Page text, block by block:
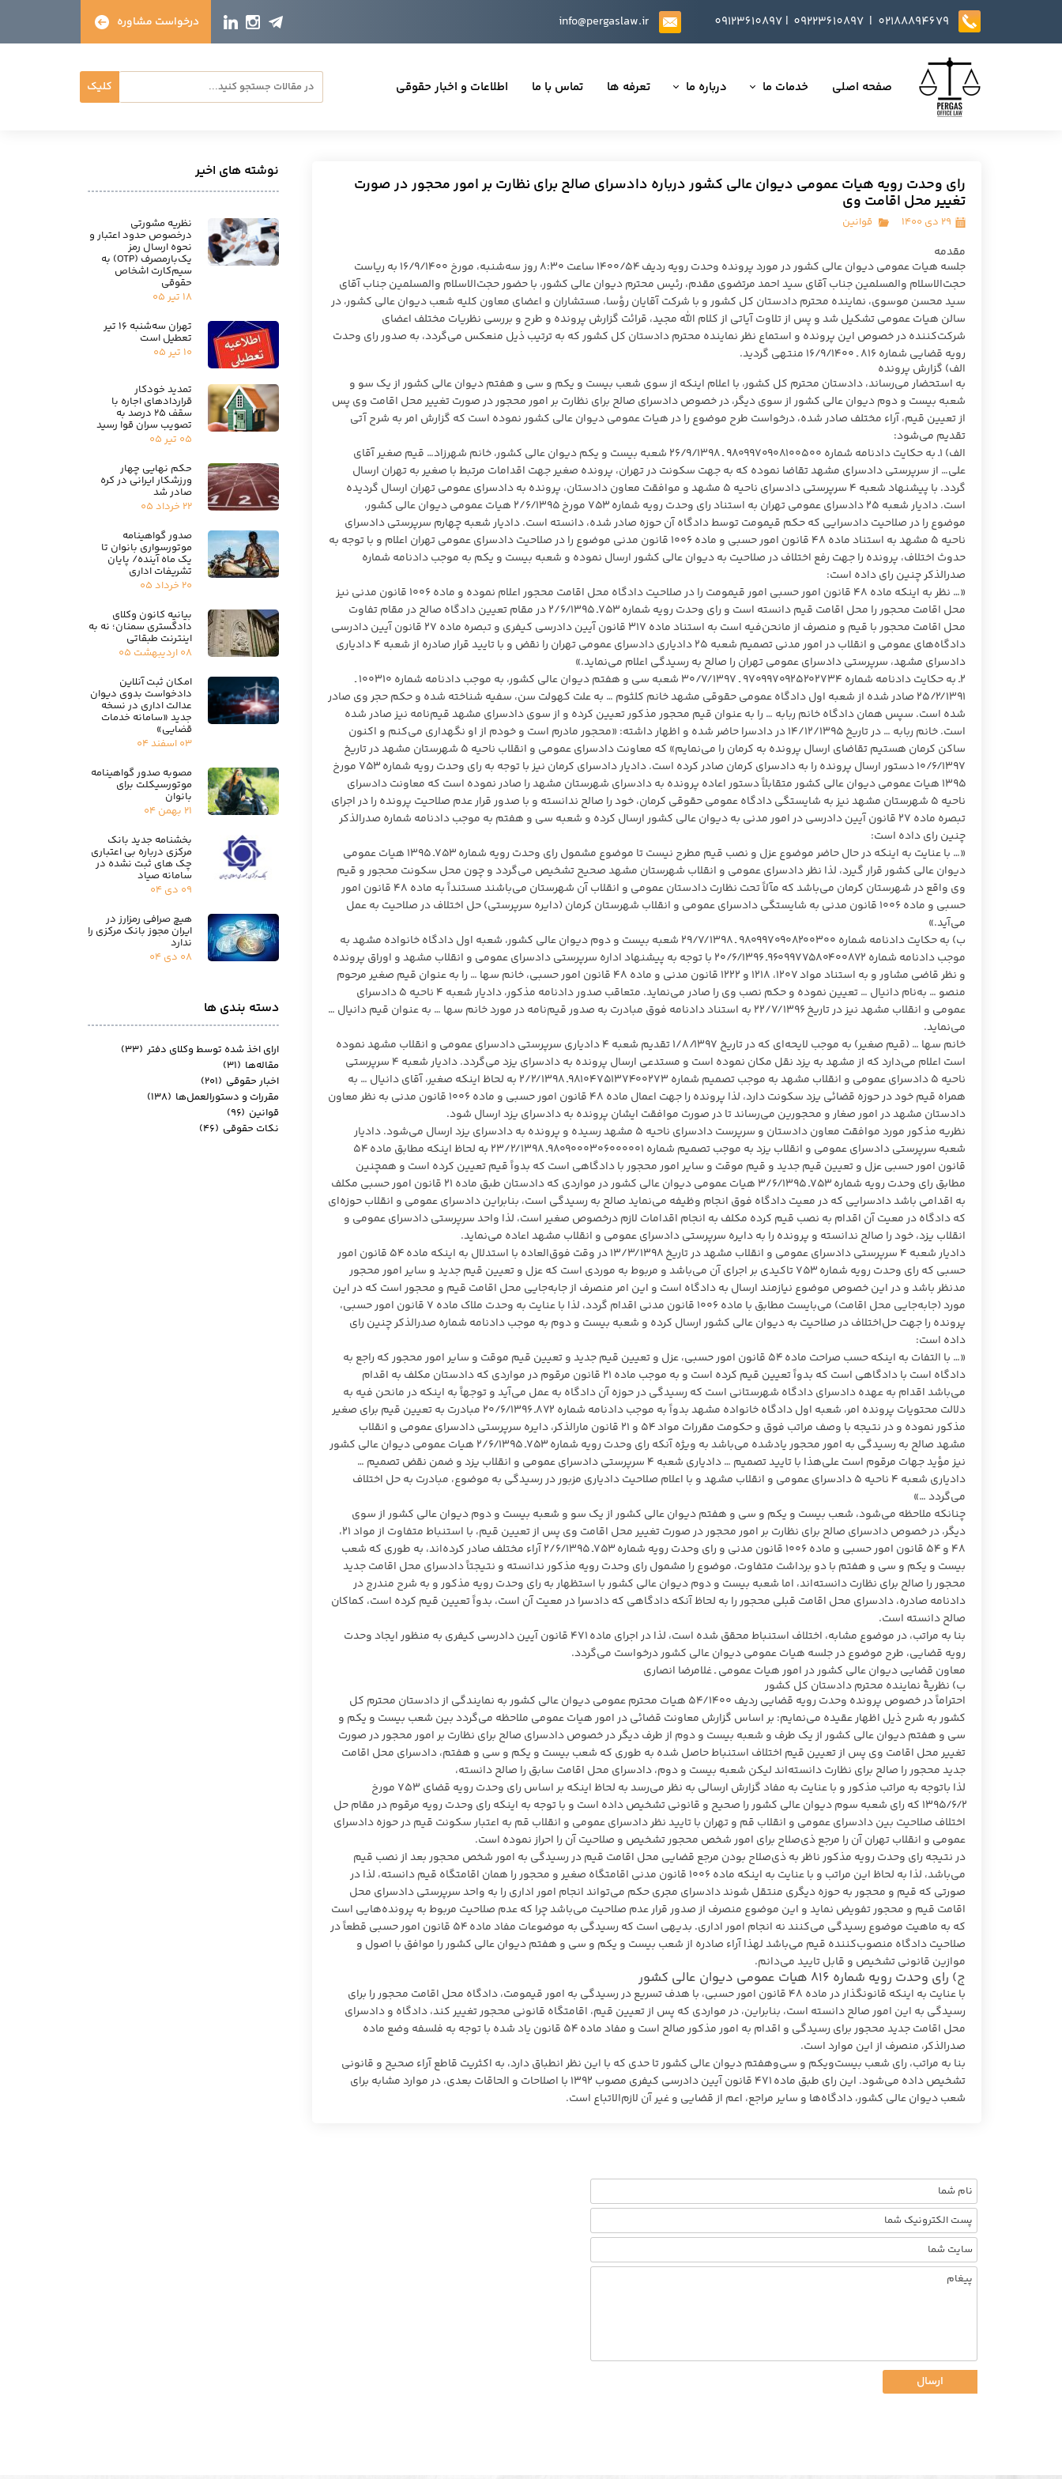
کلیک صفحه اصلی خدمات ما
داوری
انجام کلیه مسائل ثبتی
درباره ما تعرفه ها تماس با ما اطلاعات و اخبار حقوقی
09123610897| 09223610897​​​​​​​ | 02188894679 درخواست مشاوره info@pergaslaw.ir
رای وحدت رویه هیات عمومی دیوان عالی کشور درباره دادسرای صالح برای نظارت بر امور محجور در صورت
تغییر محل اقامت وی
۲۹ دی ۱۴۰۰ قوانین
مقدمه
جلسه هیات ‌عمومی دیوان عالی کشور در مورد پرونده وحدت رویه ردیف ۱۴۰۰/۵۴ ساعت ۸:۳۰ روز سه‌شنبه، مورخ ۱۶/۹/۱۴۰۰ به ‌ریاست
حجت‌الاسلام‌ والمسلمین جناب آقای سید احمد مرتضوی مقدم، رئیس محترم دیوان ‌‌عالی ‌‌کشور، با حضور حجت‌الاسلام‌ والمسلمین جناب آقای
سید محسن موسوی، نماینده محترم دادستان ‌کل‌ کشور و با شرکت آقایان رؤسا، مستشاران و اعضای ‌معاون کلیه شعب دیوان ‌عالی ‌کشور، در
سالن هیات‌ عمومی تشکیل شد و پس از تلاوت آیاتی از کلام الله مجید، قرائت گزارش ‌پرونده و طرح و بررسی نظریات مختلف اعضای
شرکت‌‌کننده در خصوص این پرونده و استماع نظر نماینده محترم دادستان ‌کل‌ کشور که به ‌ترتیب‌ ذیل منعکس ‌می‌گردد، به ‌صدور رای وحدت‌
رویه ‌قضایی شماره ۸۱۶ ـ ۱۶/۹/۱۴۰۰ منتهی گردید.
الف) گزارش پرونده
به استحضار می‌رساند، دادستان محترم کل کشور، با اعلام اینکه از سوی شعب بیست و یکم و سی و هفتم دیوان عالی کشور از یک سو و
شعبه بیست و دوم دیوان عالی کشور از سوی دیگر، در خصوص دادسرای صالح برای نظارت بر امور محجور در صورت تغییر محل اقامت وی پس
از تعیین قیم، آراء مختلف صادر شده، درخواست طرح موضوع را در هیات عمومی دیوان عالی کشور نموده است که گزارش امر به شرح آتی
تقدیم می‌شود:
الف) ۱ـ به حکایت دادنامه شماره ۹۸۰۹۹۷۰۹۰۸۱۰۰۵۰۰ ـ ۲۶/۹/۱۳۹۸ شعبه بیست و یکم دیوان عالی کشور، خانم شهرزاد… قیم صغیر آقای
علی… از سرپرستی دادسرای مشهد تقاضا نموده که به جهت سکونت در تهران، پرونده صغیر جهت اقدامات مرتبط با صغیر به تهران ارسال
گردد. با پیشنهاد شعبه ۴ سرپرستی دادسرای ناحیه ۵ مشهد و موافقت معاون دادستان، پرونده به دادسرای عمومی تهران ارسال گردیده
است. دادیار شعبه ۲۵ دادسرای عمومی تهران به استناد رای وحدت رویه شماره ۷۵۳ مورخ ۲/۶/۱۳۹۵ هیات عمومی دیوان عالی کشور،
موضوع را در صلاحیت دادسرایی که حکم قیمومت توسط دادگاه آن حوزه صادر شده، دانسته است. دادیار شعبه چهارم سرپرستی دادسرای
ناحیه ۵ مشهد به استناد ماده ۴۸ قانون امور حسبی و ماده ۱۰۰۶ قانون مدنی موضوع را در صلاحیت دادسرای عمومی تهران اعلام و با توجه به
حدوث اختلاف، پرونده را جهت رفع اختلاف در صلاحیت به دیوان عالی کشور ارسال نموده و شعبه بیست و یکم به موجب دادنامه شماره
صدرالذکر چنین رای داده است:
«… نظر به اینکه ماده ۴۸ قانون امور حسبی امور قیمومت را در صلاحیت دادگاه محل اقامت محجور اعلام نموده و ماده ۱۰۰۶ قانون مدنی نیز
محل اقامت محجور را محل اقامت قیم دانسته است و رای وحدت رویه شماره ۷۵۳ـ ۲/۶/۱۳۹۵ در مقام تعیین دادگاه صالح در مقام تفاوت
محل اقامت محجور با قیم و منصرف از مانحن‌فیه است به استناد ماده ۳۱۷ قانون آیین دادرسی کیفری و تبصره ماده ۲۷ قانون آیین دادرسی
دادگاه‌های عمومی و انقلاب در امور مدنی تصمیم شعبه ۲۵ دادیاری دادسرای عمومی تهران را نقض و با تایید قرار صادره از شعبه ۴ دادیاری
دادسرای مشهد، سرپرستی دادسرای عمومی تهران را صالح به رسیدگی اعلام می‌نماید.»
۲ـ به حکایت دادنامه شماره ۹۷۰۹۹۷۰۹۲۵۲۰۲۷۳۴ ـ ۳۰/۷/۱۳۹۷ شعبه سی و هفتم دیوان عالی کشور، به موجب دادنامه شماره ۱۰۰۳۱۰ ـ
۲۵/۲/۱۳۹۱ صادر شده از شعبه اول دادگاه عمومی حقوقی مشهد خانم کلثوم … به علت کهولت سن، سفیه شناخته شده و حکم حجر وی صادر
شده است. سپس همان دادگاه خانم ربابه … را به عنوان قیم محجور مذکور تعیین کرده و از سوی دادسرای مشهد قیم‌نامه نیز صادر شده
است. خانم ربابه … در تاریخ ۱۴/۱۲/۱۳۹۵ در دادسرا حاضر شده و اظهار داشته: «محجور مادرم است و خودم از او نگهداری می‌کنم و اکنون
ساکن کرمان هستیم تقاضای ارسال پرونده به کرمان را می‌نمایم» که معاونت دادسرای عمومی و انقلاب ناحیه ۵ شهرستان مشهد در تاریخ
۱۰/۶/۱۳۹۷ دستور ارسال پرونده را به دادسرای کرمان صادر کرده است. دادیار دادسرای کرمان نیز با توجه به رای وحدت رویه شماره ۷۵۳ مورخ
۱۳۹۵ هیات عمومی دیوان عالی کشور متقابلاً دستور اعاده پرونده به دادسرای شهرستان مشهد را صادر نموده است که معاونت دادسرای
ناحیه ۵ شهرستان مشهد نیز به شایستگی دادگاه عمومی حقوقی کرمان، خود را صالح ندانسته و با صدور قرار عدم صلاحیت پرونده را در اجرای
تبصره ماده ۲۷ قانون آیین دادرسی در امور مدنی به دیوان عالی کشور ارسال کرده و شعبه سی و هفتم به موجب دادنامه شماره صدرالذکر
چنین رای داده است:
«… با عنایت به اینکه در حال حاضر موضوع عزل و نصب قیم مطرح نیست تا موضوع مشمول رای وحدت رویه شماره ۷۵۳ـ ۱۳۹۵ هیات عمومی
دیوان عالی کشور قرار گیرد، لذا نظر دادسرای عمومی و انقلاب شهرستان مشهد صحیح تشخیص می‌گردد و چون محل سکونت محجور و قیم
وی واقع در شهرستان کرمان می‌باشد که مآلاً تحت نظارت دادستان عمومی و انقلاب آن شهرستان می‌باشند مستنداً به ماده ۴۸ قانون امور
حسبی و ماده ۱۰۰۶ قانون مدنی به شایستگی دادسرای عمومی و انقلاب شهرستان کرمان (دایره سرپرستی) حل اختلاف در صلاحیت به عمل
می‌آید.»
ب) به حکایت دادنامه‌ شماره ۹۸۰۹۹۷۰۹۰۸۲۰۰۳۰۰ ـ ۲۹/۷/۱۳۹۸ شعبه بیست و دوم دیوان عالی کشور، شعبه اول دادگاه خانواده مشهد به
موجب دادنامه شماره ۹۶۰۹۹۷۷۵۸۰۴۰۰۸۷۲ـ ۲۰/۶/۱۳۹۶ با توجه به پیشنهاد اداره سرپرستی دادسرای عمومی و انقلاب مشهد و اوراق پرونده
و نظر قاضی مشاور و به استناد مواد ۱۲۰۷، ۱۲۱۸ و ۱۲۲۲ قانون مدنی و ماده ۴۸ قانون امور حسبی، خانم سها … را به عنوان قیم صغیر مرحوم
منصو … به‌نام دانیال … تعیین نموده و حکم نصب وی را صادر می‌نماید. متعاقب صدور دادنامه مذکور، دادیار شعبه ۴ ناحیه ۵ دادسرای
عمومی و انقلاب مشهد نیز در تاریخ ۲۲/۷/۱۳۹۶ به استناد دادنامه فوق مبادرت به صدور قیم‌نامه در مورد خانم سها … به عنوان قیم دانیال …
می‌نماید.
خانم سها … (قیم صغیر) به موجب لایحه‌ای که در تاریخ ۱/۸/۱۳۹۷ تقدیم شعبه ۴ دادیاری سرپرستی دادسرای عمومی و انقلاب مشهد نموده
است اعلام می‌دارد که از مشهد به یزد نقل مکان نموده است و مستدعی ارسال پرونده به دادسرای یزد می‌گردد. دادیار شعبه ۴ سرپرستی
ناحیه ۵ دادسرای عمومی و انقلاب مشهد به موجب تصمیم شماره ۹۸۱۰۴۷۵۱۳۷۴۰۰۲۷۳ـ ۲/۲/۱۳۹۸ به لحاظ اینکه صغیر، آقای دانیال … به
همراه قیم خود در حوزه قضائی یزد سکونت دارد، لذا پرونده را جهت اعمال ماده ۴۸ قانون امور حسبی و ماده ۱۰۰۶ قانون مدنی به نظر معاون
دادستان مشهد در امور صغار و محجورین می‌رساند تا در صورت موافقت ایشان پرونده به دادسرای یزد ارسال شود.
نظریه مذکور مورد موافقت معاون دادستان و سرپرست دادسرای ناحیه ۵ مشهد رسیده و پرونده به دادسرای یزد ارسال می‌شود. دادیار
شعبه سرپرستی دادسرای عمومی و انقلاب یزد به موجب تصمیم شماره ۹۸۰۹۰۰۰۳۰۶۰۰۰۰۰۱ـ ۲۳/۲/۱۳۹۸ به لحاظ اینکه مطابق ماده ۵۴
قانون امور حسبی عزل و تعیین قیم جدید و قیم موقت و سایر امور محجور با دادگاهی است که بدواً قیم تعیین کرده است و همچنین
مطابق رای وحدت رویه شماره ۷۵۳ـ ۳/۶/۱۳۹۵ هیات عمومی دیوان عالی کشور در مواردی که دادستان طبق ماده ۲۱ قانون امور حسبی مکلف
به اقدامی باشد دادسرایی که در معیت دادگاه فوق انجام وظیفه می‌نماید صالح به رسیدگی است، بنابراین دادسرای عمومی و انقلاب حوزه‌ای
که دادگاه در معیت آن اقدام به نصب قیم کرده مکلف به انجام اقدامات لازم درخصوص صغیر است، لذا واحد سرپرستی دادسرای عمومی و
انقلاب یزد، خود را صالح ندانسته و پرونده را به دایره سرپرستی دادسرای عمومی و انقلاب مشهد اعاده می‌نماید.
دادیار شعبه ۴ سرپرستی دادسرای عمومی و انقلاب مشهد در تاریخ ۱۳/۳/۱۳۹۸ در وقت فوق‌العاده با استدلال به اینکه ماده ۵۴ قانون امور
حسبی که رای وحدت رویه شماره ۷۵۳ تاکیدی بر اجرای آن می‌باشد و مربوط به موردی است که عزل و تعیین قیم جدید و سایر امور محجور
مدنظر باشد و در این خصوص موضوع نیازمند ارسال به دادگاه است و این امر منصرف از جابه‌جایی محل اقامت قیم و محجور است که در این
مورد (جابه‌جایی محل اقامت) می‌بایست مطابق با ماده ۱۰۰۶ قانون مدنی اقدام گردد، لذا با عنایت به وحدت ملاک ماده ۷ قانون امور حسبی،
پرونده را جهت حل‌اختلاف در صلاحیت به دیوان عالی کشور ارسال کرده و شعبه بیست و دوم به موجب دادنامه شماره صدرالذکر چنین رای
داده است:
«… با التفات به اینکه حسب صراحت ماده ۵۴ قانون امور حسبی، عزل و تعیین قیم جدید و تعیین قیم موقت و سایر امور محجور که راجع به
دادگاه است با دادگاهی است که بدواً تعیین قیم کرده است و به موجب ماده ۲۱ قانون مرقوم در مواردی که دادستان مکلف به اقدام
می‌باشد اقدام به عهده دادسرای دادگاه شهرستانی است که رسیدگی در حوزه آن دادگاه به عمل می‌آید و توجهاً به اینکه در مانحن فیه به
دلالت محتویات پرونده امر، شعبه اول دادگاه خانواده مشهد بدواً به موجب دادنامه شماره ۸۷۲ـ ۲۰/۶/۱۳۹۶ مبادرت به تعیین قیم برای صغیر
مذکور نموده و در نتیجه با وصف مراتب فوق و حکومت مقررات مواد ۵۴ و ۲۱ قانون مارالذکر، دایره سرپرستی دادسرای عمومی و انقلاب
مشهد صالح به رسیدگی به امور محجور یادشده می‌باشد به ویژه آنکه رای وحدت رویه شماره ۷۵۳ـ ۲/۶/۱۳۹۵ هیات عمومی دیوان عالی کشور
نیز مؤید جهات مرقوم است علی‌هذا با تایید تصمیم … دادیاری شعبه ۴ سرپرستی دادسرای عمومی و انقلاب یزد و ضمن نقض تصمیم …
دادیاری شعبه ۴ ناحیه ۵ دادسرای عمومی و انقلاب مشهد و با اعلام صلاحیت دادیاری مزبور در رسیدگی به موضوع، مبادرت به حل اختلاف
می‌گردد …»
چنانکه ملاحظه می‌شود، شعب بیست و یکم و سی و هفتم دیوان عالی کشور از یک سو و شعبه بیست و دوم دیوان عالی کشور از سوی
دیگر، در خصوص دادسرای صالح برای نظارت بر امور محجور در صورت تغییر محل اقامت وی پس از تعیین قیم، با استنباط متفاوت از مواد ۲۱،
۴۸ و ۵۴ قانون امور حسبی و ماده ۱۰۰۶ قانون مدنی و رای وحدت رویه شماره ۷۵۳ـ ۲/۶/۱۳۹۵ آراء مختلف صادر کرده‌اند، به طوری که شعب
بیست و یکم و سی و هفتم با دو برداشت متفاوت، موضوع را مشمول رای وحدت رویه مذکور ندانسته و نتیجتاً دادسرای محل اقامت جدید
محجور را صالح برای نظارت دانسته‌اند، اما شعبه بیست و دوم دیوان عالی کشور با استظهار به رای وحدت رویه مذکور و به شرح مندرج در
دادنامه صادره، دادسرای محل اقامت قبلی محجور را به لحاظ آنکه دادگاهی که دادسرا در معیت آن است، بدواً تعیین قیم کرده است، کماکان
صالح دانسته است.
بنا به مراتب، در موضوع مشابه، اختلاف استنباط محقق شده است، لذا در اجرای ماده ۴۷۱ قانون آیین دادرسی کیفری به منظور ایجاد وحدت
رویه قضایی، طرح موضوع در جلسه هیات عمومی دیوان عالی کشور درخواست می‌گردد.
معاون قضایی دیوان عالی کشور در امور هیات عمومی ـ غلامرضا انصاری
ب) نظریۀ نماینده محترم دادستان کل کشور
احتراماً در خصوص پرونده وحدت رویه قضایی ردیف ۵۴/۱۴۰۰ هیات محترم عمومی دیوان عالی کشور به نمایندگی از دادستان محترم کل
کشور به شرح ذیل اظهار عقیده می‌نمایم: بر اساس گزارش معاونت قضائی در امور هیات عمومی ملاحظه می‌گردد بین شعب بیست و یکم و
سی و هفتم دیوان عالی کشور از یک طرف و شعبه بیست و دوم از طرف دیگر در خصوص دادسرای صالح برای نظارت بر امور محجور در صورت
تغییر محل اقامت وی پس از تعیین قیم اختلاف استنباط حاصل شده به طوری که شعب بیست و یکم و سی و هفتم، دادسرای محل اقامت
جدید محجور را صالح برای نظارت دانسته‌اند لیکن شعبه بیست و دوم، دادسرای محل اقامت سابق را صالح دانسته،
لذا باتوجه به مراتب مذکور و با عنایت به مفاد گزارش ارسالی به نظر می‌رسد به لحاظ اینکه بر اساس رای وحدت رویه قضای 753 مورخ
۱۳۹۵/۶/۲ که رای شعبه سوم دیوان عالی کشور را صحیح و قانونی تشخیص داده است و با توجه به اینکه رای وحدت رویه مرقوم در مقام حل
اختلاف صلاحیت بین دادسرای عمومی و انقلاب قم و تهران با تایید نظر دادسرای عمومی و انقلاب قم به اعتبار سکونت قیم در حوزه دادسرای
عمومی و انقلاب تهران آن را مرجع ذی‌صلاح برای امور شخص محجور تشخیص و صلاحیت آن را احراز نموده است.
در نتیجه رای وحدت رویه مذکور ناظر به ذی‌صلاح بودن مرجع قضایی محل اقامت قیم در رسیدگی به امور شخص محجور بعد از نصب قیم
می‌باشد، لذا به لحاظ این مراتب و با عنایت به اینکه ماده ۱۰۰۶ قانون مدنی اقامتگاه صغیر و محجور را همان اقامتگاه قیم دانسته، لذا در
صورتی که قیم و محجور به حوزه دیگری منتقل شوند دادسرای مجری حکم می‌تواند انجام امور اداری را به واحد سرپرستی دادسرای محل
اقامت قیم و محجور تفویض نماید و این موضوع منصرف از صدور قرار عدم صلاحیت می‌باشد چرا که عدم صلاحیت مربوط به پرونده‌هایی است
که به ماهیت موضوع رسیدگی می‌کنند نه انجام امور اداری. بدیهی است که رسیدگی به موضوعات مفاد ماده ۵۴ قانون امور حسبی قطعاً در
صلاحیت دادگاه منصوب‌کننده قیم می‌باشد لهذا آراء صادره از شعب بیست و یکم و سی و هفتم دیوان عالی کشور را موافق با اصول و
موازین قانونی تشخیص و قابل تایید می‌دانم.
ج) رای وحدت‌ رویه شماره ۸۱۶ هیات‌ عمومی دیوان ‌عالی ‌کشور
با عنایت به اینکه قانونگذار در ماده ۴۸ قانون امور حسبی، با هدف تسریع در رسیدگی به امور قیمومت، دادگاه محل اقامت محجور را برای
رسیدگی به این امور صالح دانسته است، بنابراین، در مواردی که پس از تعیین قیم، اقامتگاه قانونی محجور تغییر ‌کند، دادگاه و دادسرای
محل اقامت جدید محجور برای رسیدگی و اقدام به امور مذکور صالح است و مفاد ماده ۵۴ قانون یاد شده با توجه به فلسفه وضع ماده
صدر‌الذکر، منصرف از این موارد است.
بنا به مراتب، رای شعب بیست‌ویکم و سی‌و‌هفتم دیوان عالی کشور تا حدی که با این نظر انطباق دارد، به اکثریت قاطع آراء صحیح و قانونی
تشخیص داده می‌شود. این رای طبق ماده ۴۷۱ قانون آیین دادرسی کیفری مصوب ۱۳۹۲ با اصلاحات و الحاقات بعدی، در موارد مشابه برای
شعب دیوان عالی کشور، دادگاه‌ها و سایر مراجع، اعم از قضایی و غیر آن لازم‌الاتباع است.
ارسال
نوشته های اخیر
دسته بندی ها
نظریه مشورتی
درخصوص حدود اعتبار و
نحوه ارسال رمز
یک‌بارمصرف (OTP) به
سیم‌کارت اشخاص
حقوقی
۱۸ تیر ۰۵
تهران سه‌شنبه ۱۶ تیر
تعطیل است
۱۰ تیر ۰۵
تمدید خودکار
قراردادهای اجاره با
سقف ۲۵ درصد به
تصویب سران قوا رسید
۰۵ تیر ۰۵
حکم نهایی چهار
ورزشکار ایرانی در کره
صادر شد
۲۲ خرداد ۰۵
صدور گواهینامه
موتورسواری بانوان تا
یک ماه آینده/ پایان
تشریفات اداری
۲۰ خرداد ۰۵
بیانیه کانون وکلای
دادگستری سمنان؛ نه به
اینترنت طبقاتی
۰۸ اردیبهشت ۰۵
امکان ثبت آنلاین
دادخواست بدوی دیوان
عدالت اداری در نسخه
جدید «سامانه خدمات
قضایی»
۰۳ اسفند ۰۴
مصوبه صدور گواهینامه
موتورسیکلت برای
بانوان
۲۱ بهمن ۰۴
بخشنامه جدید بانک
مرکزی درباره بی اعتباری
چک های ثبت نشده در
سامانه صیاد
۰۹ دی ۰۴
هیچ صرافی رمزارز در
ایران مجوز بانک مرکزی را
ندارد
۰۸ دی ۰۴
ارای اخذ شده توسط وکلای دفتر (۳۳)
مقاله‌ها (۳۱)
اخبار حقوقی (۲۰۱)
مقررات و دستورالعمل‌ها (۱۳۸)
قوانین (۹۶)
نکات حقوقی (۴۶)